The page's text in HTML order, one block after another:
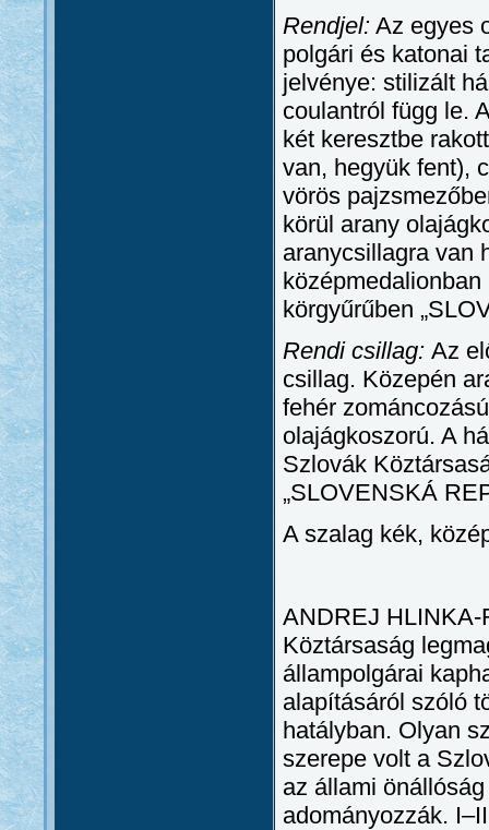
Rendjel: Az egyes
polgári és katonai
jelvénye: stilizált
coulantról függ le.
két keresztbe
van, hegyük fent),
vörös
körül arany
aranycsillagra van
körgyűrűben
Rendi csillag: Az
csillag. Közepén
fehér
olajágkoszorú. A
Szlovák
„SLOVENSKÁ
A szalag kék,
ANDREJ
Köztársaság
állampolgárai
alapításáról szóló
hatályban. Olyan
szerepe volt a
az állami
adományozzák.